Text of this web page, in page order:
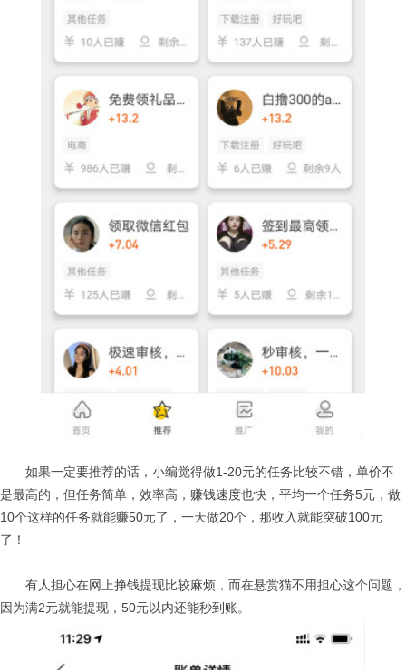
如果一定要推荐的话，小编觉得做1-20元的任务比较不错，单价不
是最高的，但任务简单，效率高，赚钱速度也快，平均一个任务5元，做
10个这样的任务就能赚50元了，一天做20个，那收入就能突破100元
了！
有人担心在网上挣钱提现比较麻烦，而在悬赏猫不用担心这个问题，
因为满2元就能提现，50元以内还能秒到账。